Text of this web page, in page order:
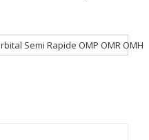
Semi Rapide OMP OMR OMH